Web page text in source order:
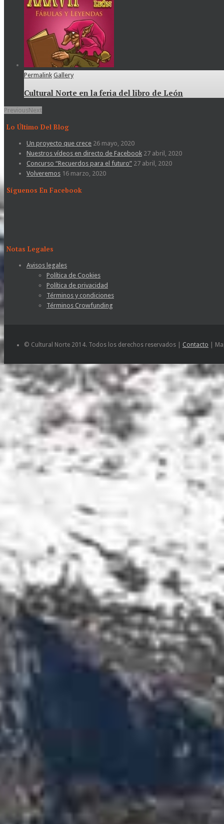
Permalink Gallery
Cultural Norte en la feria del libro de León
PreviousNext
Lo Último Del Blog
Un proyecto que crece 26 mayo, 2020
Nuestros vídeos en directo de Facebook 27 abril, 2020
Concurso “Recuerdos para el futuro” 27 abril, 2020
Volveremos 16 marzo, 2020
Síguenos En Facebook
Notas Legales
Avisos legales
Política de Cookies
Política de privacidad
Términos y condiciones
Términos Crowfunding
© Cultural Norte 2014. Todos los derechos reservados | Contacto |